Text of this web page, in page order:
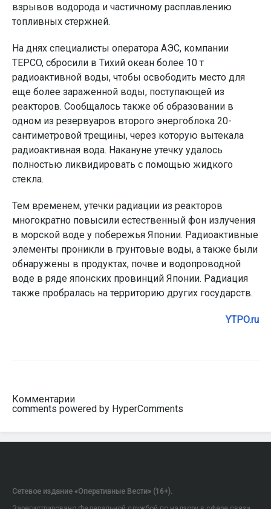
взрывов водорода и частичному расплавлению
топливных стержней.
На днях специалисты оператора АЭС, компании
TEPCO, сбросили в Тихий океан более 10 т
радиоактивной воды, чтобы освободить место для
еще более зараженной воды, поступающей из
реакторов. Сообщалось также об образовании в
одном из резервуаров второго энергоблока 20-
сантиметровой трещины, через которую вытекала
радиоактивная вода. Накануне утечку удалось
полностью ликвидировать с помощью жидкого
стекла.
Тем временем, утечки радиации из реакторов
многократно повысили естественный фон излучения
в морской воде у побережья Японии. Радиоактивные
элементы проникли в грунтовые воды, а также были
обнаружены в продуктах, почве и водопроводной
воде в ряде японских провинций Японии. Радиация
также пробралась на территорию других государств.
YTPO.ru
Комментарии
comments powered by HyperComments
Сетевое издание «Оперативные Вести» (16+).